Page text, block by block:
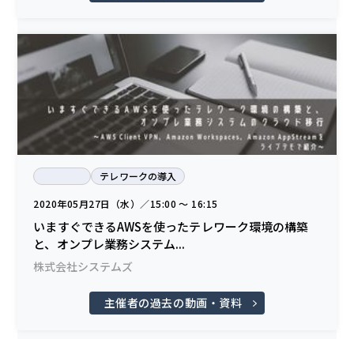
テレワークの導入
2020年05月27日（水）／15:00 〜 16:15
いますぐできるAWSを使ったテレワーク環境の構築
と、オンプレ業務システム...
株式会社システムズ
主催者の過去の動画・資料